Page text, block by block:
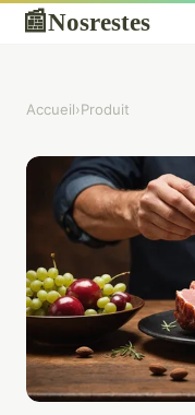
📰Nosrestes
Accueil›Produit